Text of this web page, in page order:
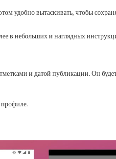
удобно вытаскивать, чтобы
в небольших и наглядных
и датой публикации. Он